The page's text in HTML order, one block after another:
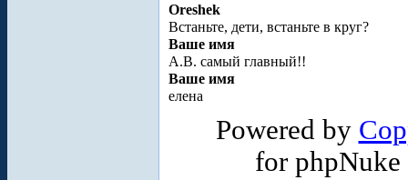
Oreshek
Встаньте, дети, встаньте в круг?
Ваше имя
А.В. самый главный!!
Ваше имя
елена
Powered by
for